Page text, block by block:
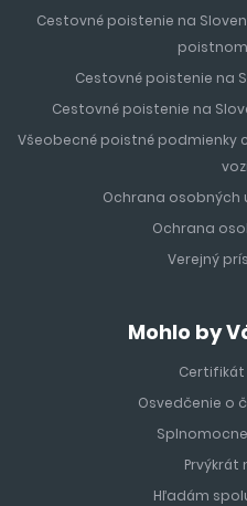
Cestovné poistenie na
Cestovné poistenie na
Cestovné poistenie na
Všeobecné poistné podmienky
Ochrana osobných
Ochrana
Verejný
Mohlo by
Osvedčenie o
Prvýkrát
Hľadám